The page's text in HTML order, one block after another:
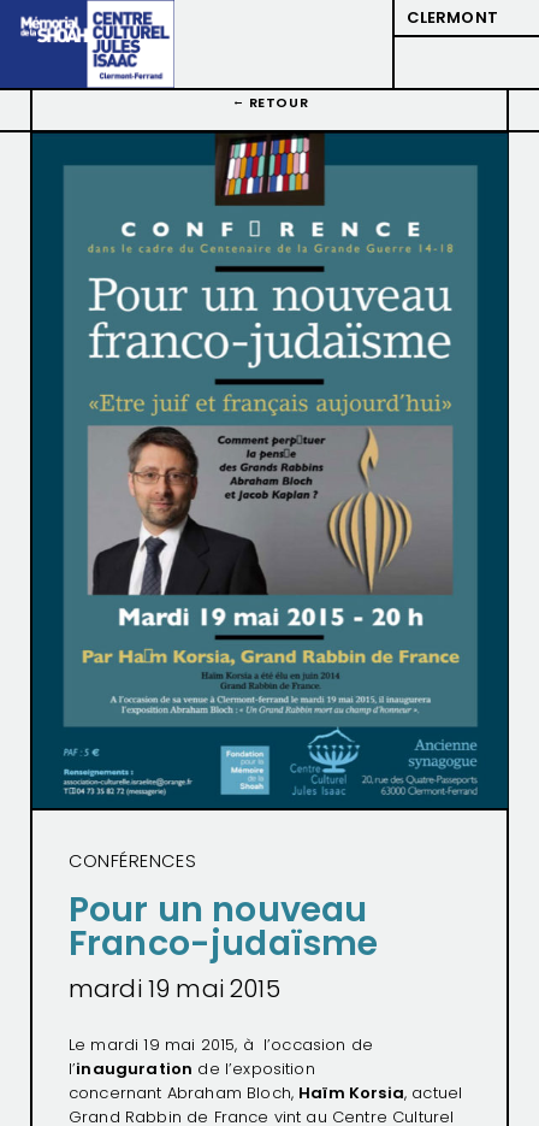
CLERMONT
RETOUR
CONFÉRENCES
Pour un nouveau
Franco-judaïsme
mardi 19 mai 2015
Le mardi 19 mai 2015, à l’occasion de
l’inauguration de l’exposition
concernant Abraham Bloch, Haïm Korsia, actuel
Grand Rabbin de France vint au Centre Culturel